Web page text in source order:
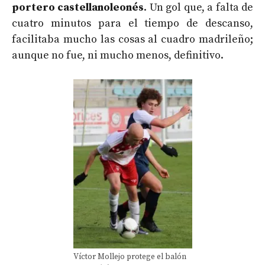
portero castellanoleonés. Un gol que, a falta de
cuatro minutos para el tiempo de descanso,
facilitaba mucho las cosas al cuadro madrileño;
aunque no fue, ni mucho menos, definitivo.
Víctor Mollejo protege el balón